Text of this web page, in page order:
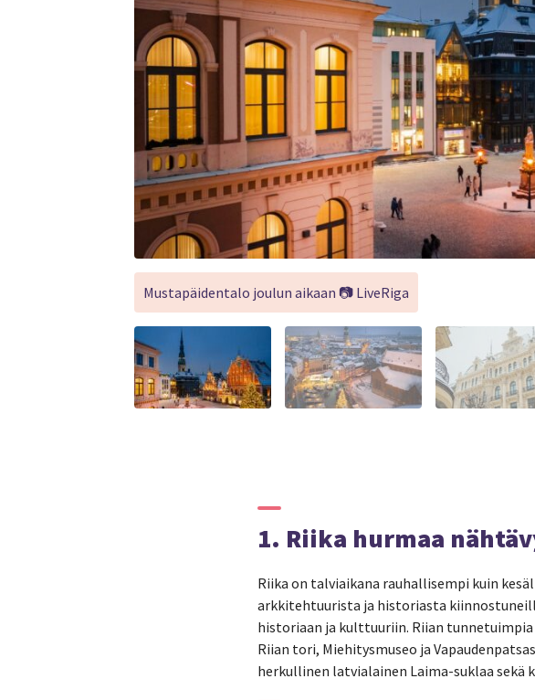
Mustapäidentalo joulun aikaan 📷 LiveRiga
1. Riika hurmaa
Riika on talviaikana rauhallisempi kuin
arkkitehtuurista ja historiasta
historiaan ja kulttuuriin. Riian
Riian tori, Miehitysmuseo ja
herkullinen latvialainen Laima-suklaa sekä